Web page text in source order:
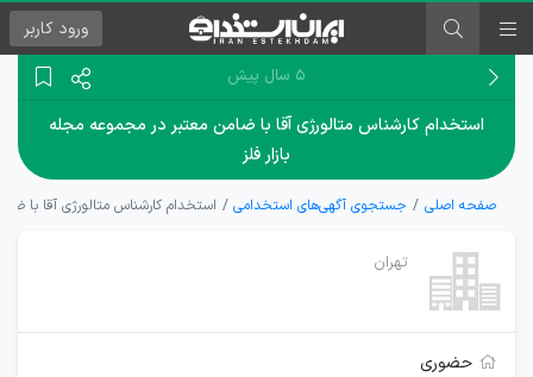
ورود کاربر
۵ سال پیش
استخدام کارشناس متالورژی آقا با ضامن معتبر در مجموعه مجله
بازار فلز
صفحه اصلی جستجوی آگهی‌های استخدامی استخدام کارشناس متالورژی آقا با
تهران
حضوری